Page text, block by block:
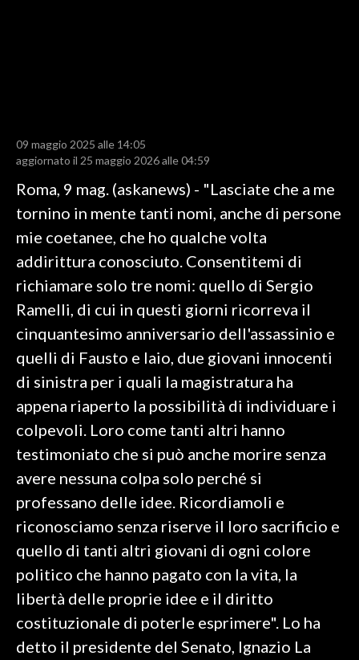
RISULTATI E CLASSIFICHE
CALCIO REGIONALE
BASKET
VOLLEY
MOTORI
TENNIS
ALTRI SPORT
CULTURA
GOSSIP
SARDEGNA TURISMO
SARDI NEL MONDO
NOTIZIE
EVENTI
09 maggio 2025 alle 14:05
aggiornato il 25 maggio 2026 alle 04:59
Roma, 9 mag. (askanews) - "Lasciate che a me
tornino in mente tanti nomi, anche di persone
mie coetanee, che ho qualche volta
addirittura conosciuto. Consentitemi di
richiamare solo tre nomi: quello di Sergio
Ramelli, di cui in questi giorni ricorreva il
cinquantesimo anniversario dell'assassinio e
quelli di Fausto e Iaio, due giovani innocenti
di sinistra per i quali la magistratura ha
appena riaperto la possibilità di individuare i
colpevoli. Loro come tanti altri hanno
testimoniato che si può anche morire senza
avere nessuna colpa solo perché si
professano delle idee. Ricordiamoli e
riconosciamo senza riserve il loro sacrificio e
quello di tanti altri giovani di ogni colore
politico che hanno pagato con la vita, la
libertà delle proprie idee e il diritto
costituzionale di poterle esprimere". Lo ha
detto il presidente del Senato, Ignazio La